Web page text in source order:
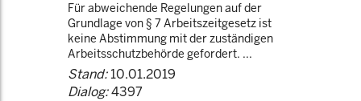
Für abweichende Regelungen auf der
Grundlage von § 7 Arbeitszeitgesetz ist
keine Abstimmung mit der zuständigen
Arbeitsschutzbehörde gefordert. ...
Stand:10.01.2019
Dialog:4397